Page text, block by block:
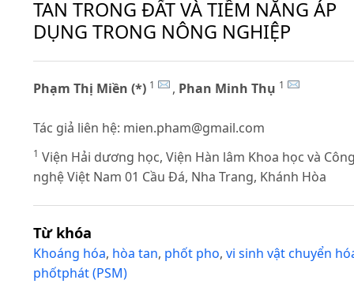
TAN TRONG ĐẤT VÀ TIỀM NĂNG ÁP
DỤNG TRONG NÔNG NGHIỆP
Phạm Thị Miền (*) 1 , Phan Minh Thụ 1
Tác giả liên hệ: mien.pham@gmail.com
1 Viện Hải dương học, Viện Hàn lâm Khoa học và
nghệ Việt Nam 01 Cầu Đá, Nha Trang, Khánh Hòa
Từ khóa
Khoáng hóa, hòa tan, phốt pho, vi sinh vật chuyển
phốtphát (PSM)